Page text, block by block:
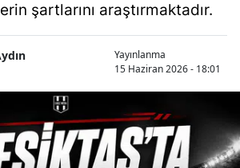
şartlarını araştırmaktadır.
Yayınlanma
15 Haziran 2026 - 18:01